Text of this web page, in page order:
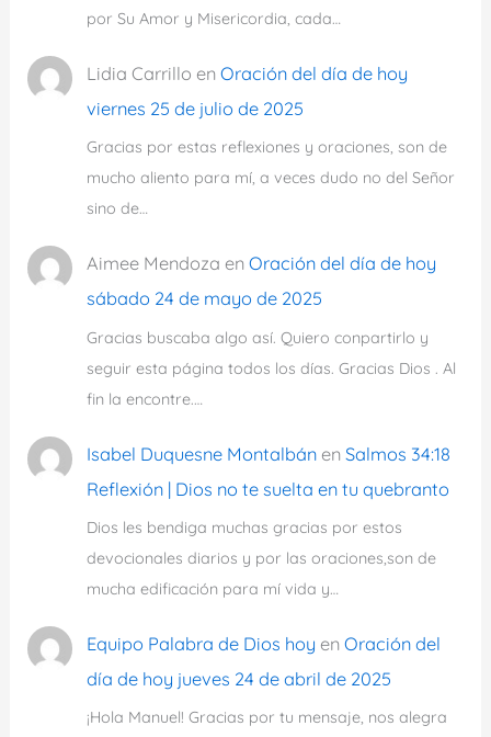
por Su Amor y Misericordia, cada…
Lidia Carrillo en Oración del día de hoy
viernes 25 de julio de 2025
Gracias por estas reflexiones y oraciones, son de
mucho aliento para mí, a veces dudo no del Señor
sino de…
Aimee Mendoza en Oración del día de hoy
sábado 24 de mayo de 2025
Gracias buscaba algo así. Quiero conpartirlo y
seguir esta página todos los días. Gracias Dios . Al
fin la encontre.…
Isabel Duquesne Montalbánen Salmos 34:18
Reflexión | Dios no te suelta en tu quebranto
Dios les bendiga muchas gracias por estos
devocionales diarios y por las oraciones,son de
mucha edificación para mí vida y…
Equipo Palabra de Dios hoy en Oración del
día de hoy jueves 24 de abril de 2025
¡Hola Manuel! Gracias por tu mensaje, nos alegra